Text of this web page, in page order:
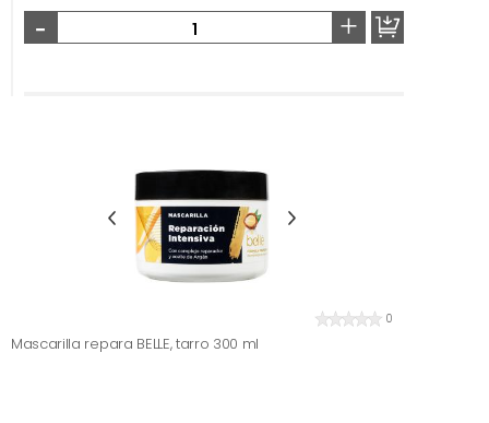
- +
0
Mascarilla repara BELLE, tarro 300 ml